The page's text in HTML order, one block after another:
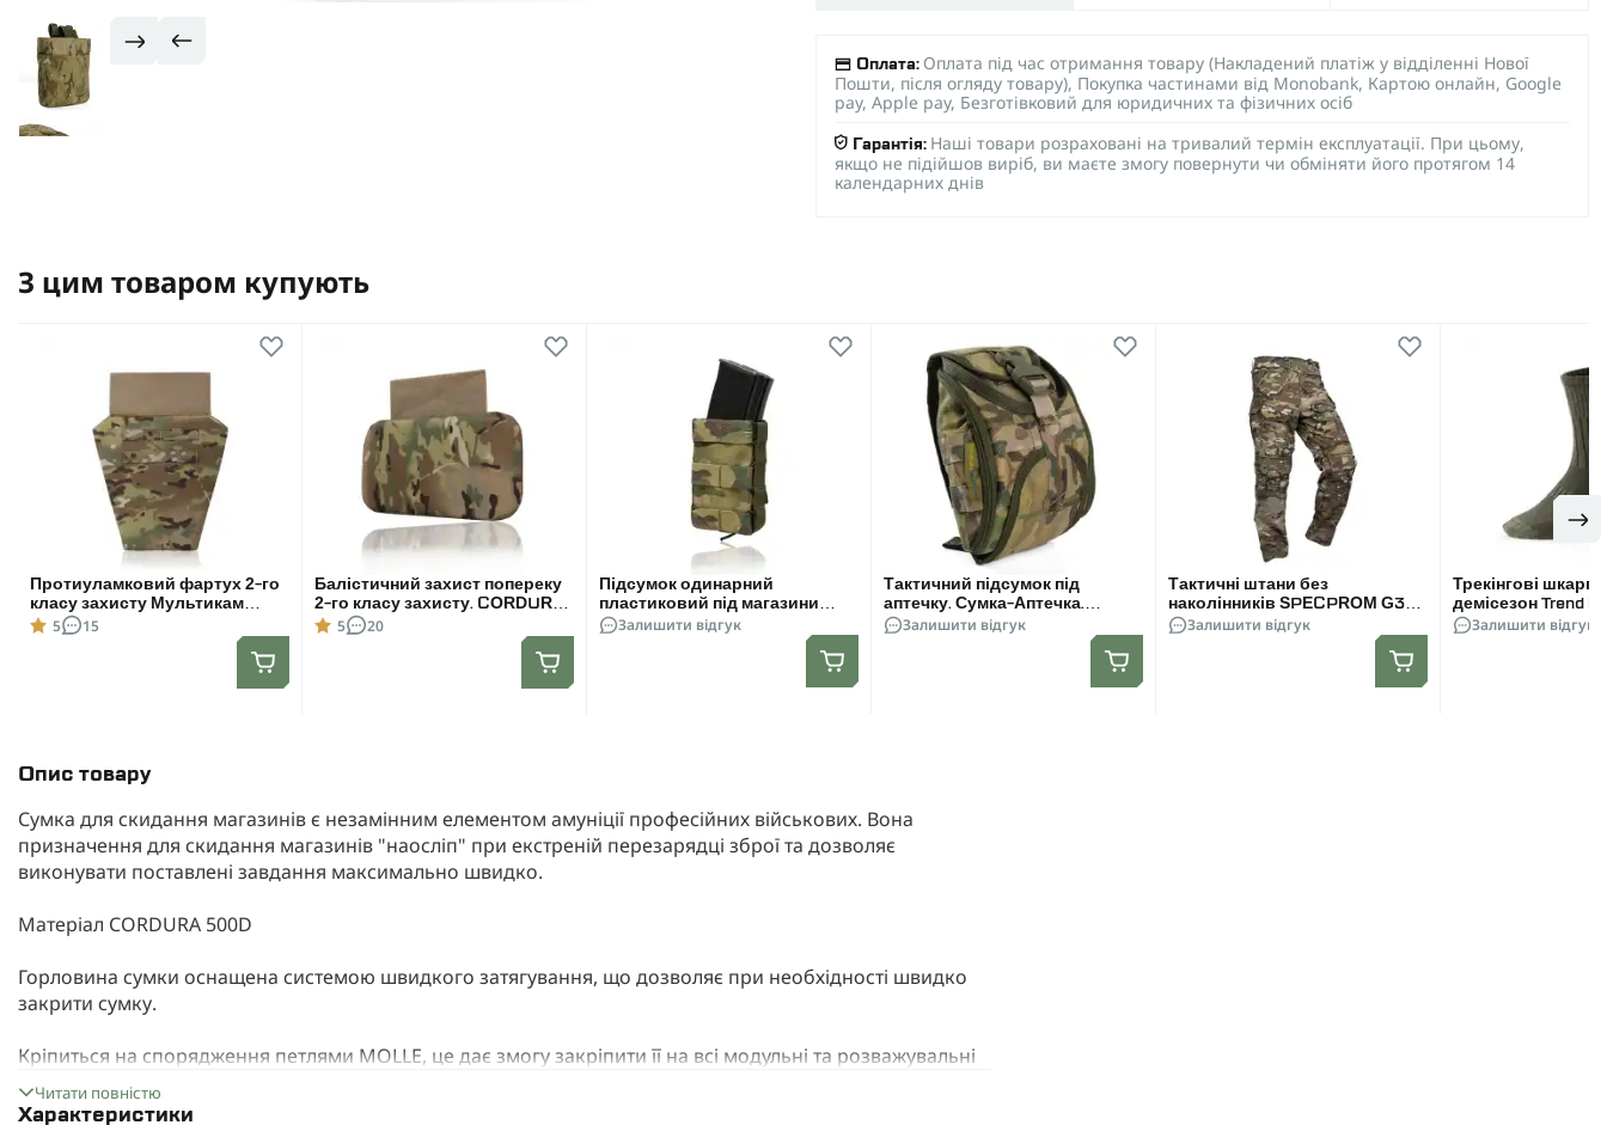
Оплата: Оплата під час отримання товару (Накладений платіж у відділенні Нової
Пошти, після огляду товару), Покупка частинами від Monobank, Картою онлайн, Google
pay, Apple pay, Безготівковий для юридичних та фізичних осіб
Гарантія: Наші товари розраховані на тривалий термін експлуатації. При цьому,
якщо не підійшов виріб, ви маєте змогу повернути чи обміняти його протягом 14
календарних днів
Опис товару
Сумка для скидання магазинів є незамінним елементом амуніції професійних військових. Вона
призначення для скидання магазинів "наосліп" при екстреній перезарядці зброї та дозволяє
виконувати поставлені завдання максимально швидко.
Матеріал CORDURA 500D
Горловина сумки оснащена системою швидкого затягування, що дозволяє при необхідності швидко
закрити сумку.
Кріпиться на спорядження петлями MOLLE, це дає змогу закріпити її на всі модульні та розважувальні
системи.
Читати повністю
Характеристики
З цим товаром купують
Протиуламковий фартух 2-го
класу захисту Мультикам
(захист паху з балістичним
5 15
Балістичний захист попереку
2-го класу захисту. CORDURA
1000D. Мультикам
5 20
Підсумок одинарний
пластиковий під магазини
AK\AR. Cordura 1000D. Molle.
Залишити відгук
Тактичний підсумок під
аптечку. Сумка-Аптечка.
Мультикам
Залишити відгук
Тактичні штани без
наколінників SPECPROM G3
Combat Pants. Колір
Залишити відгук
Трекінгові
демісезон Trend
Олива
Залишити відгук